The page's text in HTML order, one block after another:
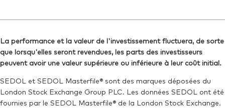
La performance et la valeur de l'investissement fluctuera, de sorte
que lorsqu'elles seront revendues, les parts des investisseurs
peuvent avoir une valeur supérieure ou inférieure à leur coût initial.
SEDOL et SEDOL Masterfile® sont des marques déposées du
London Stock Exchange Group PLC. Les données SEDOL ont été
fournies par le SEDOL Masterfile® de la London Stock Exchange.